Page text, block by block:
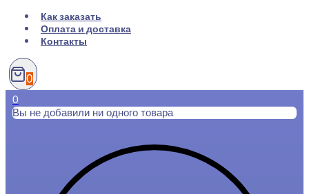
Как заказать
Оплата и доставка
Контакты
0
0
Вы не добавили ни одного товара